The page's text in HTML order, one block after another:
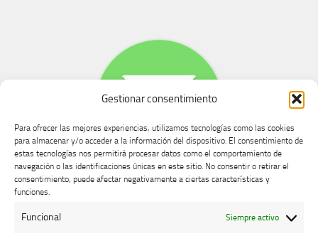
Gestionar consentimiento
Para ofrecer las mejores experiencias, utilizamos tecnologías como las cookies
para almacenar y/o acceder a la información del dispositivo. El consentimiento de
estas tecnologías nos permitirá procesar datos como el comportamiento de
navegación o las identificaciones únicas en este sitio. No consentir o retirar el
consentimiento, puede afectar negativamente a ciertas características y
funciones.
Funcional Siempre activo
Buzón de dudas, quejas y sugerencias